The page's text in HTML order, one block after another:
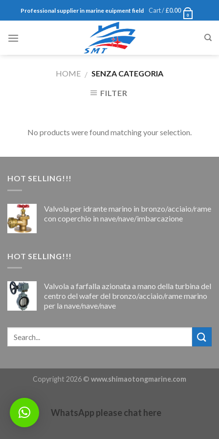
Professional supplier in marine euipment field Cart /£0.00
0
HOME / SENZA CATEGORIA
FILTER
No products were found matching your selection.
HOT SELLING!!!
Valvola per idrante marino in bronzo/acciaio/rame
con coperchio in nave/nave/imbarcazione
HOT SELLING!!!
Valvola a farfalla azionata a mano della turbina del
centro del wafer del bronzo/acciaio/rame marino
per la nave/nave/nave
Copyright 2026 © www.shimaotongmarine.com
WhatsApp please chat here